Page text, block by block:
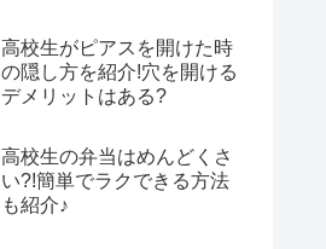
高校生がピアスを開けた時
の隠し方を紹介!穴を開ける
デメリットはある?
高校生の弁当はめんどくさ
い?!簡単でラクできる方法
も紹介♪